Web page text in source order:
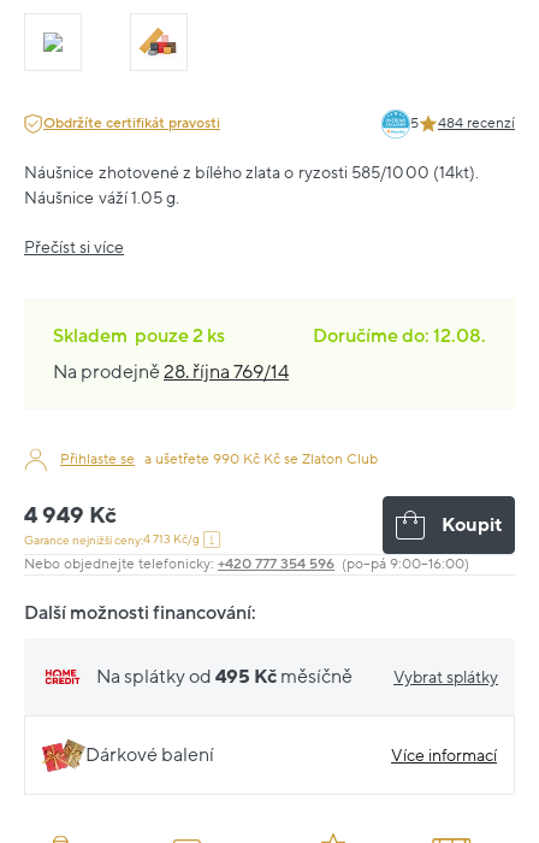
Obdržíte certifikát pravosti 5 484 recenzí
Náušnice zhotovené z bílého zlata o ryzosti 585/1000 (14kt).
Náušnice váží 1.05 g.
Přečíst si více
Skladem pouze2 ks
Doručíme do: 12.08.
Na prodejně28. října 769/14
Přihlaste se a ušetřete 990 Kč Kč se Zlaton Club
4 949 Kč
Garance nejnižší ceny:4 713 Kč/g
Koupit
Nebo objednejte telefonicky: +420 777 354 596 (po–pá 9:00–16:00)
Další možnosti financování:
Na splátky od 495 Kč měsíčně Vybrat splátky
Dárkové balení Více informací